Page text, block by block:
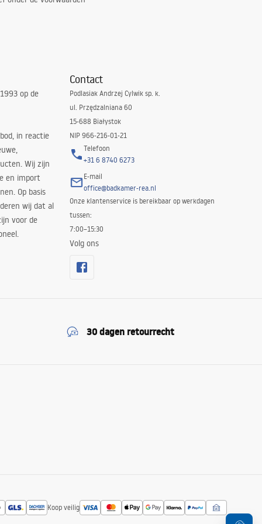
op de
in reactie
Wij zijn
en import
Op basis
wij dat al
voor de
Contact
Podlasiak Andrzej Cylwik sp. k.
ul. Przędzalniana 60
15-688 Białystok
NIP 966-216-01-21
Telefoon
+31 6 8740 6273
E-mail
office@badkamer-rea.nl
Onze klantenservice is bereikbaar op werkdagen
tussen:
7:00–15:30
Volg ons
30 dagen retourrecht
Koop veilig